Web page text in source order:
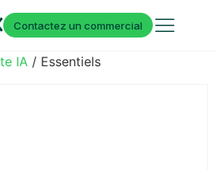
Contactez un commercial
IA / Essentiels